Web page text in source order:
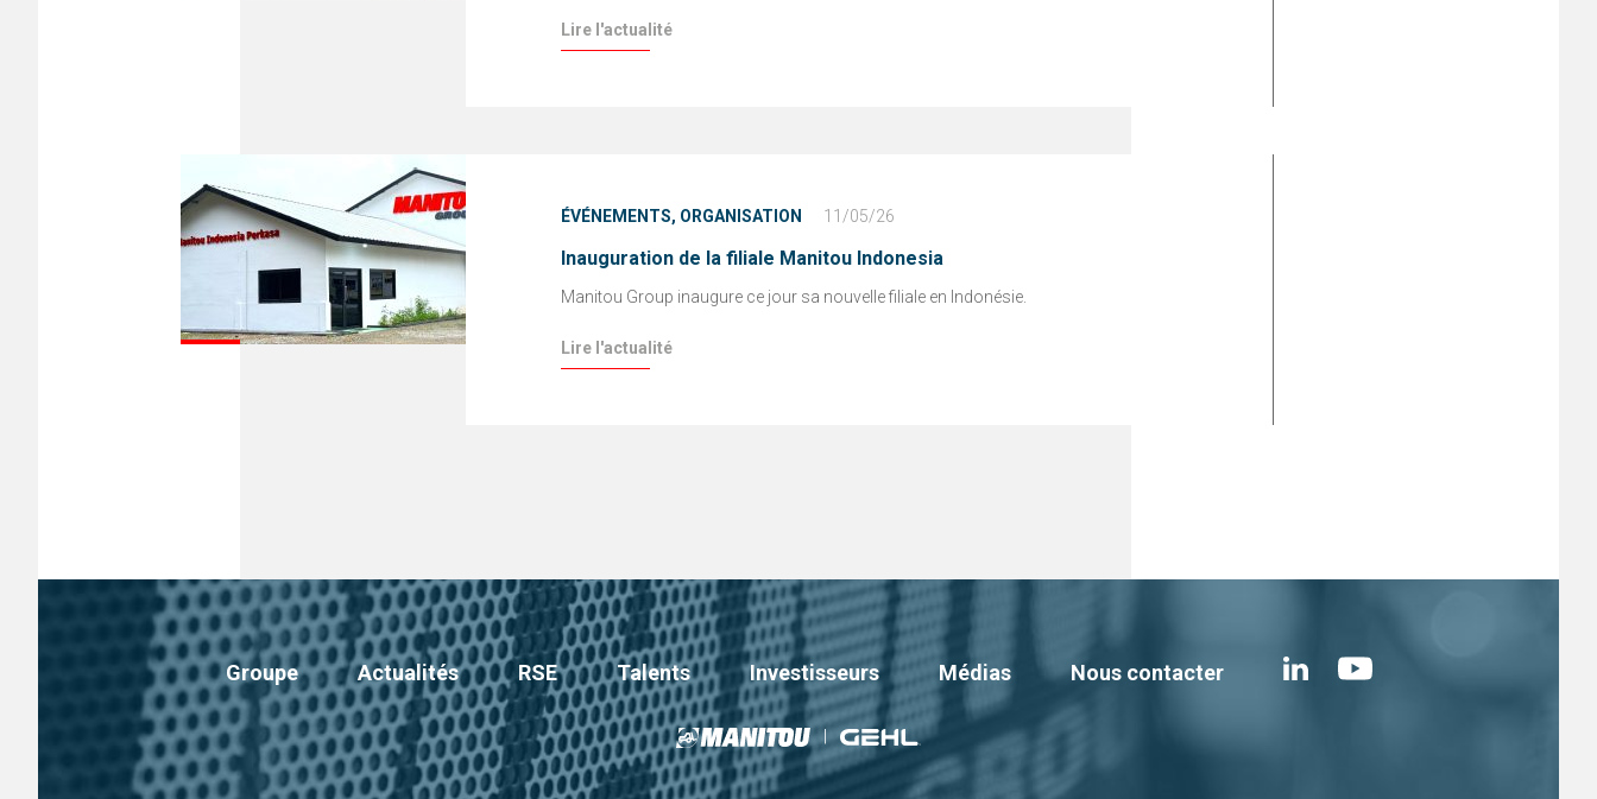
Lire l'actualité
ÉVÉNEMENTS, ORGANISATION 11/05/26
Inauguration de la filiale Manitou Indonesia
Manitou Group inaugure ce jour sa nouvelle filiale en Indonésie.
Lire l'actualité
Groupe Actualités RSE Talents Investisseurs Médias Nous contacter
|